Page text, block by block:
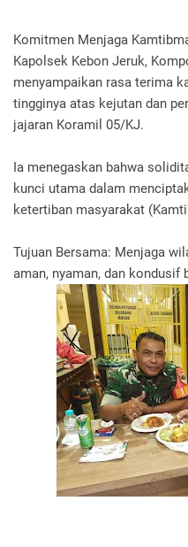
Komitmen Menjaga
Kapolsek Kebon Jeruk,
menyampaikan rasa terima
tingginya atas kejutan dan
jajaran Koramil 05/KJ.
Ia menegaskan bahwa
kunci utama dalam
ketertiban masyarakat
Tujuan Bersama: Menjaga
aman, nyaman, dan kondusif